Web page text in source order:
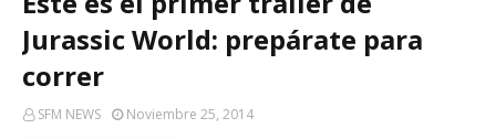
Jurassic World: prepárate para
correr
SFM NEWS Noviembre 25, 2014